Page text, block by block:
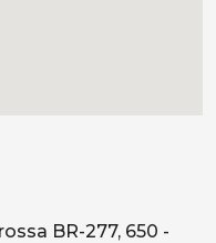
BR-277, 650 -